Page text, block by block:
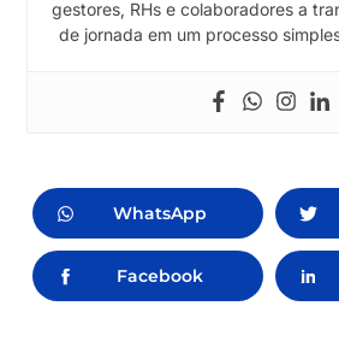
gestores, RHs e colaboradores a
de jornada em um processo
WhatsApp
Facebook